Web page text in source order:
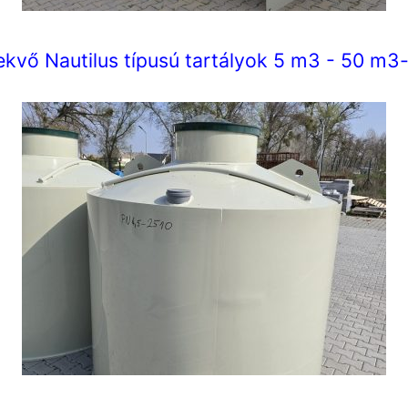
Nautilus típusú tartályok 5 m3 - 50